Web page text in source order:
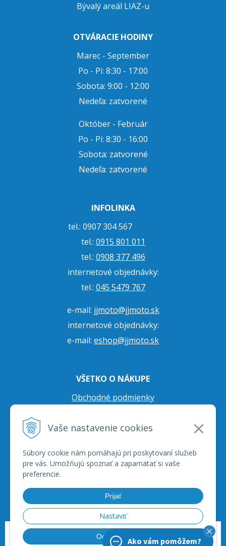
Vaše nastavenie cookies
Súbory cookie nám pomáhajú pri poskytovaní služieb
pre vás. Umožňujú spoznať a zapamätať si vaše
preferencie.
Prijať
Nastaviť
Odmietnuť
Bývalý areál LIAZ-u
OTVÁRACIE HODINY
Marec - September
Po - Pi: 8:30 - 17:00
Sobota: 9:00 - 12:00
Nedeľa: zatvorené
Október - Február
Po - Pi: 8:30 - 16:00
Sobota: zatvorené
Nedeľa: zatvorené
INFOLINKA
tel.: 0907 304 567
tel.: 0915 801 011
tel.: 0908 377 496
internetové objednávky:
tel.: 045 5479 767
e-mail: jjmoto@jjmoto.sk
internetové objednávky:
e-mail: eshop@jjmoto.sk
VŠETKO O NÁKUPE
Obchodné podmienky
Prepravné podmienky
© 2026 JJ Moto - skútre, štvorkolky, moto príslušenstvo, ich servis. •
tvorba
Ako vám pomôžem?